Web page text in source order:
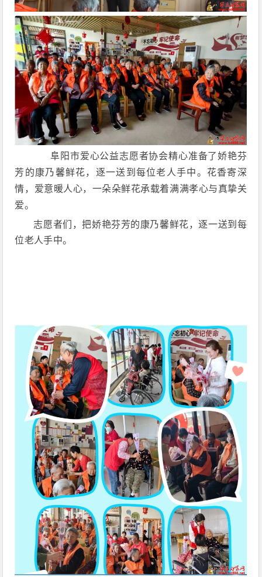
阜阳市爱心公益志愿者协会精心准备了娇艳芬
芳的康乃馨鲜花，逐一送到每位老人手中。花香寄深
情，爱意暖人心，一朵朵鲜花承载着满满孝心与真挚关
爱。
志愿者们，把娇艳芬芳的康乃馨鲜花，逐一送到每
位老人手中。